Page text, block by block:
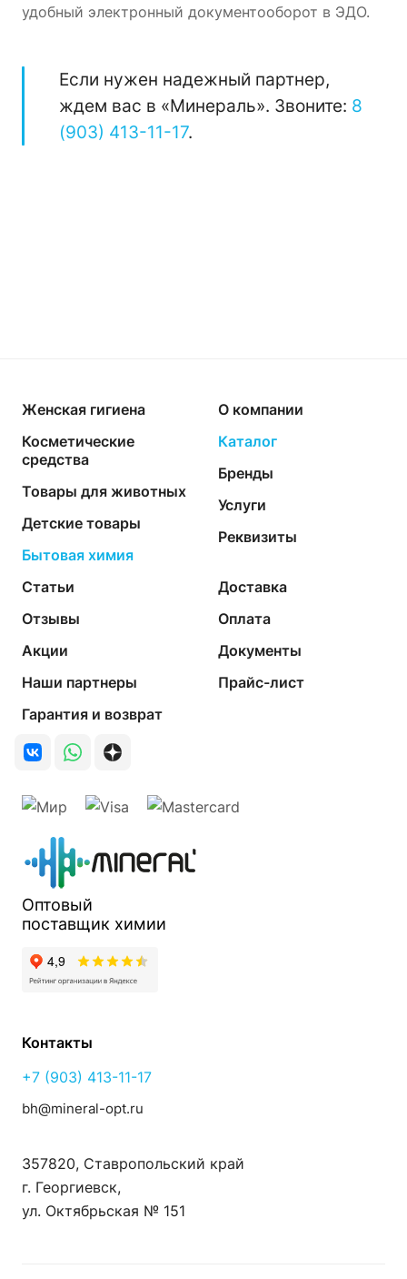
удобный электронный документооборот в ЭДО.
Если нужен надежный партнер,
ждем вас в «Минераль». Звоните: 8
(903) 413-11-17.
Женская гигиена
Косметические
средства
Товары для животных
Детские товары
Бытовая химия
О компании
Каталог
Бренды
Услуги
Реквизиты
Статьи
Отзывы
Акции
Наши партнеры
Гарантия и возврат
Доставка
Оплата
Документы
Прайс-лист
Оптовый
поставщик химии
Контакты
+7 (903) 413-11-17
bh@mineral-opt.ru
357820, Ставропольский край
г. Георгиевск,
ул. Октябрьская № 151